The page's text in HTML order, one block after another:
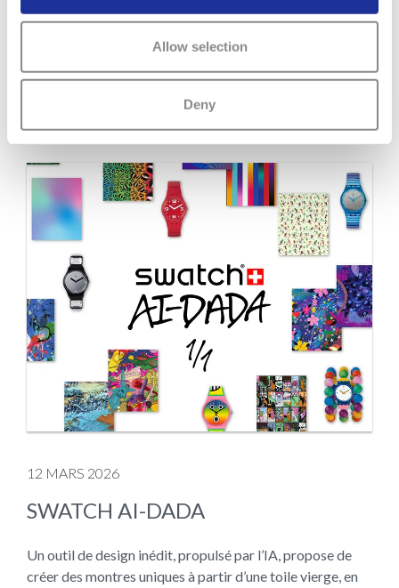
Allow selection
Deny
dévoilent la Royal Pop, une collection horlogère inédite,
qui allie l’insolence joyeuse et la provocation positive à la
haute…
12 MARS 2026
SWATCH AI-DADA
Un outil de design inédit, propulsé par l’IA, propose de
créer des montres uniques à partir d’une toile vierge, en